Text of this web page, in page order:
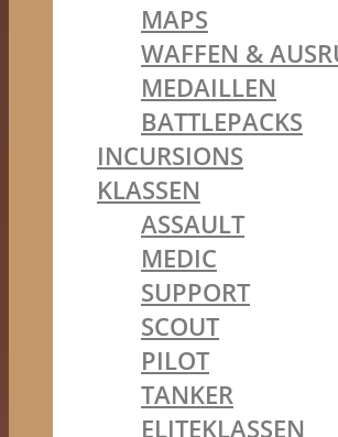
MAPS
WAFFEN &
MEDAILLEN
BATTLEPACKS
INCURSIONS
KLASSEN
ASSAULT
MEDIC
SUPPORT
SCOUT
PILOT
TANKER
ELITEKLASSEN